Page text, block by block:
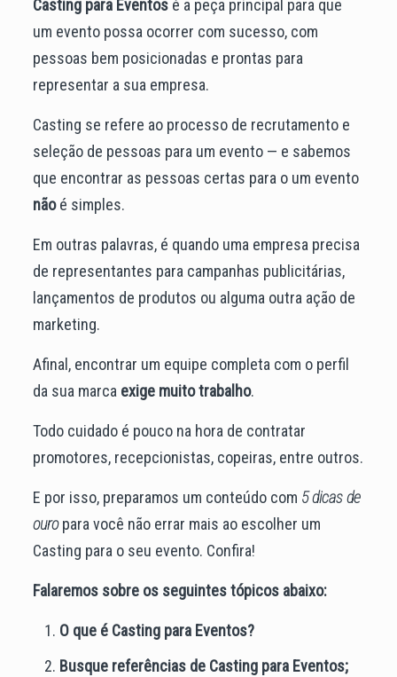
Casting para Eventosé a peça principal para que
um evento possa ocorrer com sucesso, com
pessoas bem posicionadas e prontas para
representar a sua empresa.
Casting se refere ao processo de recrutamento e
seleção de pessoas para um evento — e sabemos
que encontrar as pessoas certas para o um evento
nãoé simples.
Em outras palavras, é quando uma empresa precisa
de representantes para campanhas publicitárias,
lançamentos de produtos ou alguma outra ação de
marketing.
Afinal, encontrar um equipe completa com o perfil
da sua marca exige muito trabalho.
Todo cuidado é pouco na hora de contratar
promotores, recepcionistas, copeiras, entre outros.
E por isso, preparamos um conteúdo com 5 dicas de
ouropara você não errar mais ao escolher um
Casting para o seu evento. Confira!
Falaremos sobre os seguintes tópicos abaixo:
O que é Casting para Eventos?
Busque referências de Casting para Eventos;